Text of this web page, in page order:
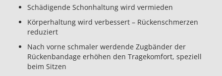
Schädigende Schonhaltung wird vermieden
Körperhaltung wird verbessert – Rückenschmerzen
reduziert
Nach vorne schmaler werdende Zugbänder der
Rückenbandage erhöhen den Tragekomfort, speziell
beim Sitzen